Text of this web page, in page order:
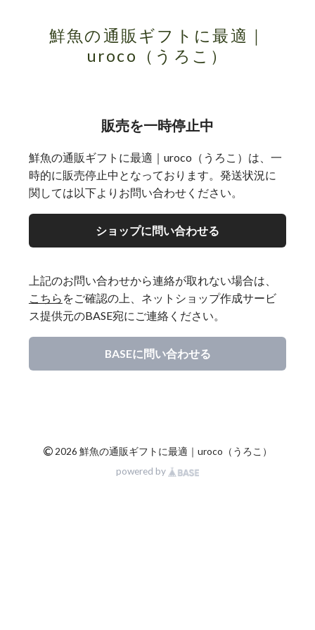
鮮魚の通販ギフトに最適｜
uroco（うろこ）
販売を一時停止中
鮮魚の通販ギフトに最適｜uroco（うろこ）は、一
時的に販売停止中となっております。発送状況に
関しては以下よりお問い合わせください。
ショップに問い合わせる
上記のお問い合わせから連絡が取れない場合は、
こちら をご確認の上、ネットショップ作成サービ
ス提供元のBASE宛にご連絡ください。
BASEに問い合わせる
© 2026 鮮魚の通販ギフトに最適｜uroco（うろこ）
powered by